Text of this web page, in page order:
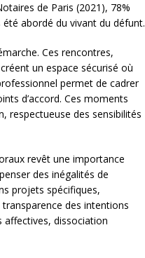
de Paris (2021), 78%
abordé du vivant du défunt.
Ces rencontres,
un espace sécurisé où
permet de cadrer
d’accord. Ces moments
respectueuse des sensibilités
revêt une importance
des inégalités de
projets spécifiques,
des intentions
affectives, dissociation